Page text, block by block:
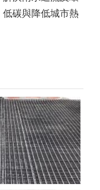
碳與降低城市熱